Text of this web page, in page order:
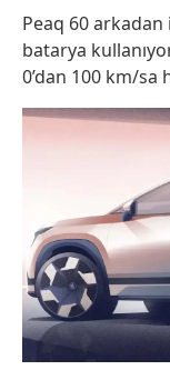
Peaq 60 arkadan
batarya
0’dan 100 km/sa